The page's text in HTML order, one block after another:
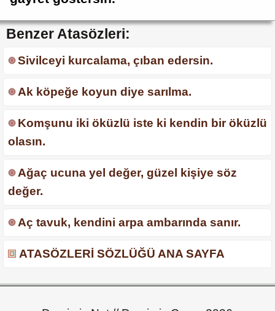
Benzer Atasözleri:
Sivilceyi kurcalama, çıban edersin.
Ak köpeğe koyun diye sarılma.
Komşunu iki öküzlü iste ki kendin bir öküzlü
olasın.
Ağaç ucuna yel değer, güzel kişiye söz
değer.
Aç tavuk, kendini arpa ambarında sanır.
ATASÖZLERİ SÖZLÜĞÜ ANA SAYFA